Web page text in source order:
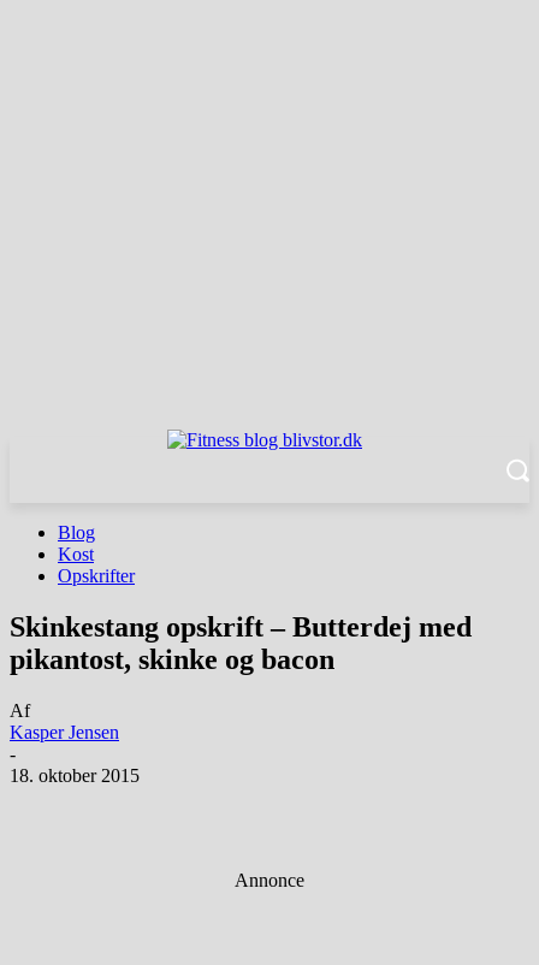
Blog
Kost
Opskrifter
Skinkestang opskrift – Butterdej med
pikantost, skinke og bacon
Af
Kasper Jensen
-
18. oktober 2015
Annonce